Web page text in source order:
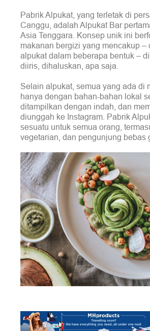
Pabrik Alpukat, yang terletak di
Canggu, adalah Alpukat Bar
Asia Tenggara. Konsep unik ini
makanan bergizi yang mencakup –
alpukat dalam beberapa bentuk –
diiris, dihaluskan, apa saja.
Selain alpukat, semua yang ada di
hanya dengan bahan-bahan lokal
ditampilkan dengan indah, dan
diunggah ke Instagram. Pabrik
sesuatu untuk semua orang,
vegetarian, dan pengunjung bebas